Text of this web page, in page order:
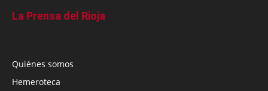
La Prensa del Rioja
Quiénes somos
Hemeroteca